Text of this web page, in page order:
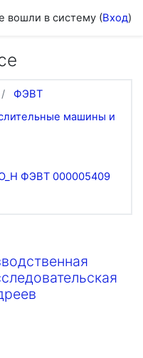
вошли в систему (Вход)
ФЭВТ
машины и
ФЭВТ 000005409